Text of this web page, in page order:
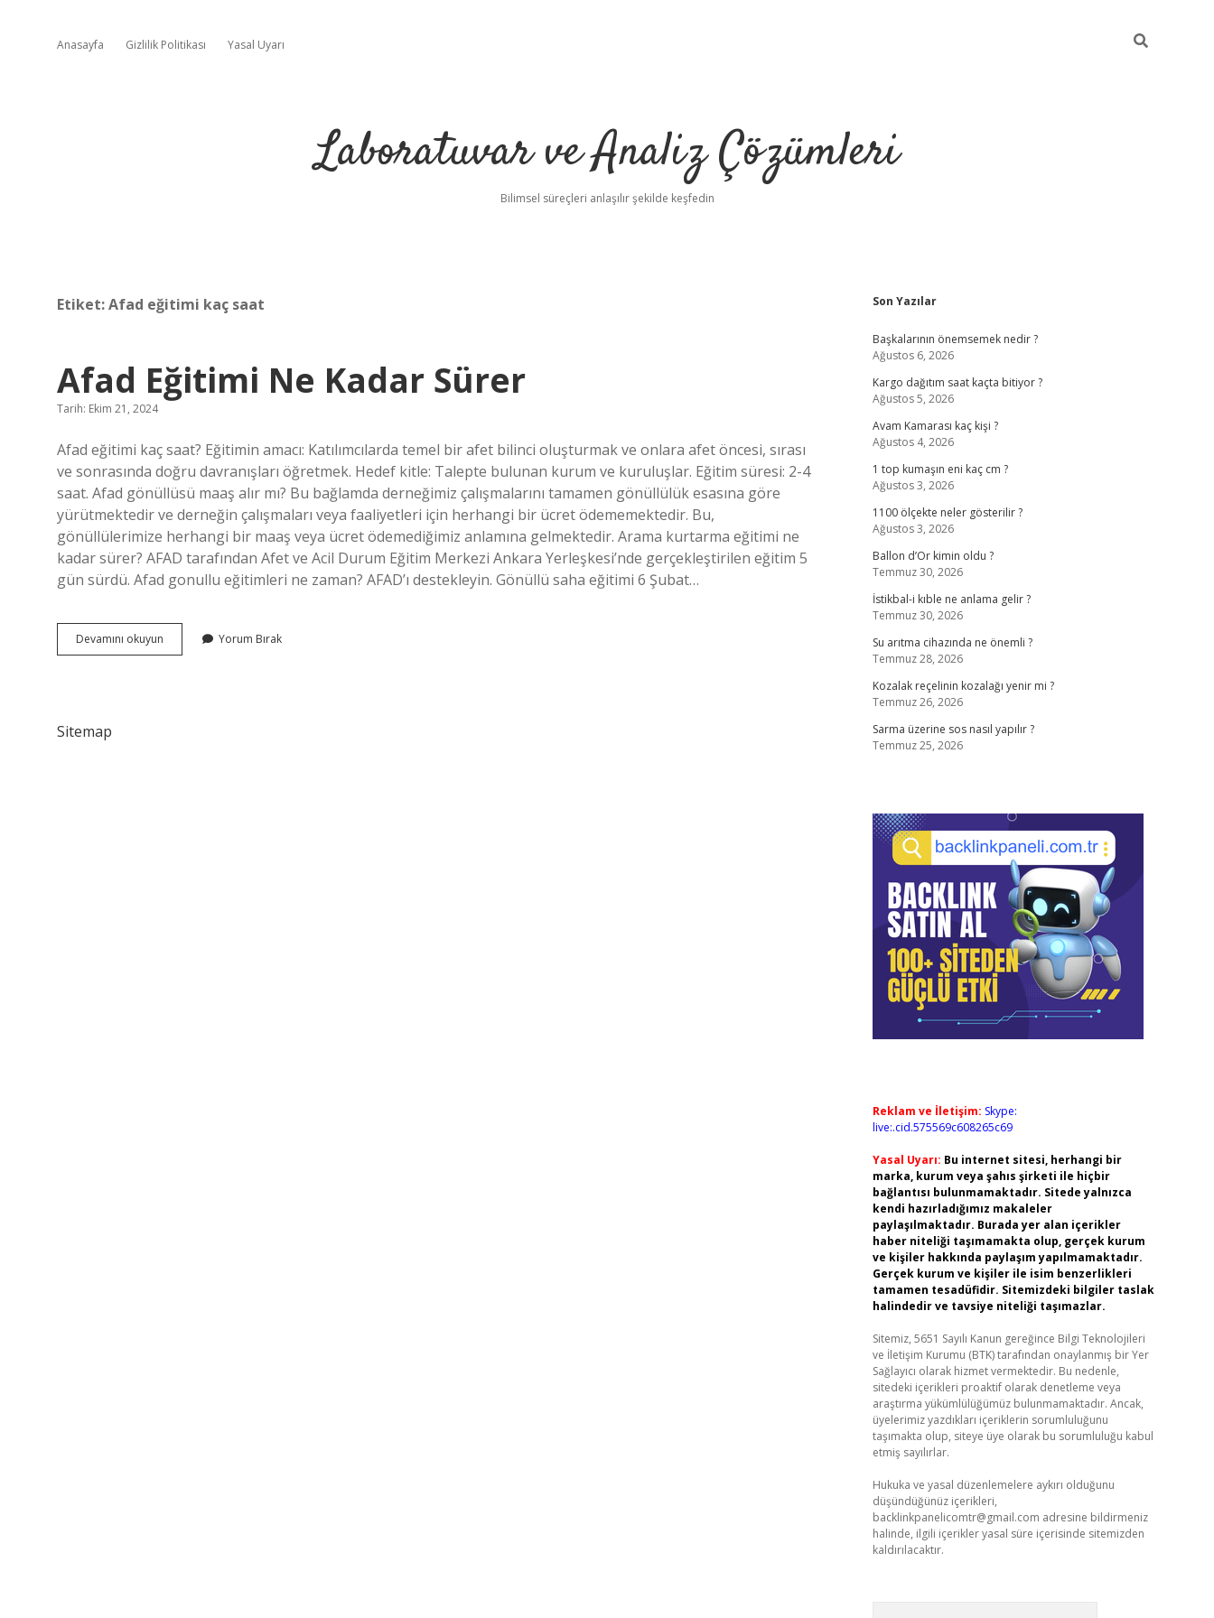
Anasayfa Gizlilik Politikası Yasal Uyarı
Laboratuvar ve Analiz Çözümleri
Bilimsel süreçleri anlaşılır şekilde keşfedin
Etiket:Afad eğitimi kaç saat
Afad Eğitimi Ne Kadar Sürer
Tarih: Ekim 21, 2024
Afad eğitimi kaç saat? Eğitimin amacı: Katılımcılarda temel bir afet bilinci oluşturmak ve onlara afet öncesi, sırası
ve sonrasında doğru davranışları öğretmek. Hedef kitle: Talepte bulunan kurum ve kuruluşlar. Eğitim süresi: 2-4
saat. Afad gönüllüsü maaş alır mı? Bu bağlamda derneğimiz çalışmalarını tamamen gönüllülük esasına göre
yürütmektedir ve derneğin çalışmaları veya faaliyetleri için herhangi bir ücret ödememektedir. Bu,
gönüllülerimize herhangi bir maaş veya ücret ödemediğimiz anlamına gelmektedir. Arama kurtarma eğitimi ne
kadar sürer? AFAD tarafından Afet ve Acil Durum Eğitim Merkezi Ankara Yerleşkesi’nde gerçekleştirilen eğitim 5
gün sürdü. Afad gonullu eğitimleri ne zaman? AFAD’ı destekleyin. Gönüllü saha eğitimi 6 Şubat…
Devamını okuyun
Eğitimi
Yorum Bırak
Sitemap
Sidebar
Son Yazılar
Başkalarının önemsemek nedir ?
Ağustos 6, 2026
Kargo dağıtım saat kaçta bitiyor ?
Ağustos 5, 2026
Avam Kamarası kaç kişi ?
Ağustos 4, 2026
1 top kumaşın eni kaç cm ?
Ağustos 3, 2026
1100 ölçekte neler gösterilir ?
Ağustos 3, 2026
Ballon d’Or kimin oldu ?
Temmuz 30, 2026
İstikbal-i kıble ne anlama gelir ?
Temmuz 30, 2026
Su arıtma cihazında ne önemli ?
Temmuz 28, 2026
Kozalak reçelinin kozalağı yenir mi ?
Temmuz 26, 2026
Sarma üzerine sos nasıl yapılır ?
Temmuz 25, 2026
Reklam ve İletişim: Skype:
live:.cid.575569c608265c69
Yasal Uyarı: Bu internet sitesi, herhangi bir
marka, kurum veya şahıs şirketi ile hiçbir
bağlantısı bulunmamaktadır. Sitede yalnızca
kendi hazırladığımız makaleler
paylaşılmaktadır. Burada yer alan içerikler
haber niteliği taşımamakta olup, gerçek kurum
ve kişiler hakkında paylaşım yapılmamaktadır.
Gerçek kurum ve kişiler ile isim benzerlikleri
tamamen tesadüfidir. Sitemizdeki bilgiler taslak
halindedir ve tavsiye niteliği taşımazlar.
Sitemiz, 5651 Sayılı Kanun gereğince Bilgi Teknolojileri
ve İletişim Kurumu (BTK) tarafından onaylanmış bir Yer
Sağlayıcı olarak hizmet vermektedir. Bu nedenle,
sitedeki içerikleri proaktif olarak denetleme veya
araştırma yükümlülüğümüz bulunmamaktadır. Ancak,
üyelerimiz yazdıkları içeriklerin sorumluluğunu
taşımakta olup, siteye üye olarak bu sorumluluğu kabul
etmiş sayılırlar.
Hukuka ve yasal düzenlemelere aykırı olduğunu
düşündüğünüz içerikleri,
backlinkpanelicomtr@gmail.com adresine bildirmeniz
halinde, ilgili içerikler yasal süre içerisinde sitemizden
kaldırılacaktır.